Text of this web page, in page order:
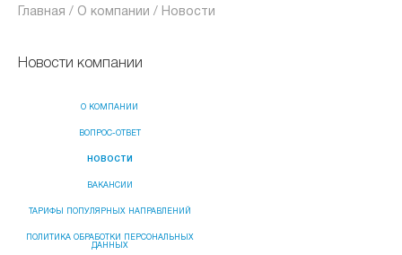
Главная / О компании / Новости
Новости компании
О КОМПАНИИ
ВОПРОС-ОТВЕТ
НОВОСТИ
ВАКАНСИИ
ТАРИФЫ ПОПУЛЯРНЫХ НАПРАВЛЕНИЙ
ПОЛИТИКА ОБРАБОТКИ ПЕРСОНАЛЬНЫХ
ДАННЫХ